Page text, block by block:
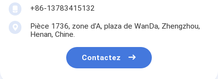
+86-13783415132
Pièce 1736, zone d'A, plaza de WanDa, Zhengzhou,
Henan, Chine.
Contactez